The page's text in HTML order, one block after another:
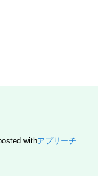
withアプリーチ